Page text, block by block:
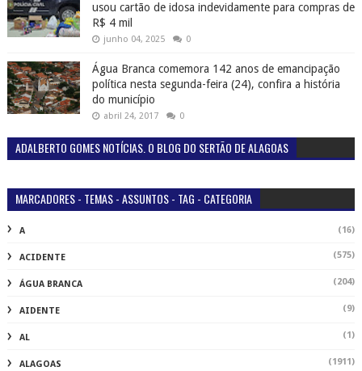
usou cartão de idosa indevidamente para compras de
R$ 4 mil
junho 04, 2025 0
Água Branca comemora 142 anos de emancipação
política nesta segunda-feira (24), confira a história
do município
abril 24, 2017 0
ADALBERTO GOMES NOTÍCIAS. O BLOG DO SERTÃO DE ALAGOAS
MARCADORES - TEMAS - ASSUNTOS - TAG - CATEGORIA
A (16)
ACIDENTE (575)
ÁGUA BRANCA (204)
AIDENTE (9)
AL (1)
ALAGOAS (1911)